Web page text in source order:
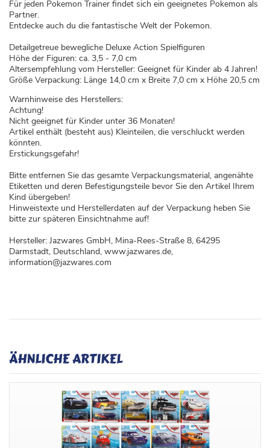
Für jeden Pokemon Trainer findet sich ein geeignetes Pokemon als
Partner.
Entdecke auch du die fantastische Welt der Pokemon.
Detailgetreue bewegliche Deluxe Action Spielfiguren
Höhe der Figuren: ca. 3,5 - 7,0 cm
Altersempfehlung vom Hersteller: Geeignet für Kinder ab 4 Jahren!
Größe Verpackung: Länge 14,0 cm x Breite 7,0 cm x Höhe 20,5 cm
Warnhinweise des Herstellers:
Achtung!
Nicht geeignet für Kinder unter 36 Monaten!
Artikel enthält (besteht aus) Kleinteilen, die verschluckt werden
könnten.
Erstickungsgefahr!
Bitte entfernen Sie das gesamte Verpackungsmaterial, angenähte
Etiketten und deren Befestigungsteile bevor Sie den Artikel Ihrem
Kind übergeben!
Hinweistexte und Herstellerdaten auf der Verpackung heben Sie
bitte zur späteren Einsichtnahme auf!
Hersteller: Jazwares GmbH, Mina-Rees-Straße 8, 64295
Darmstadt, Deutschland, www.jazwares.de,
information@jazwares.com
ÄHNLICHE ARTIKEL